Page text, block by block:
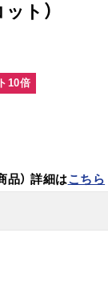
ト）
10倍
品）詳細はこちら